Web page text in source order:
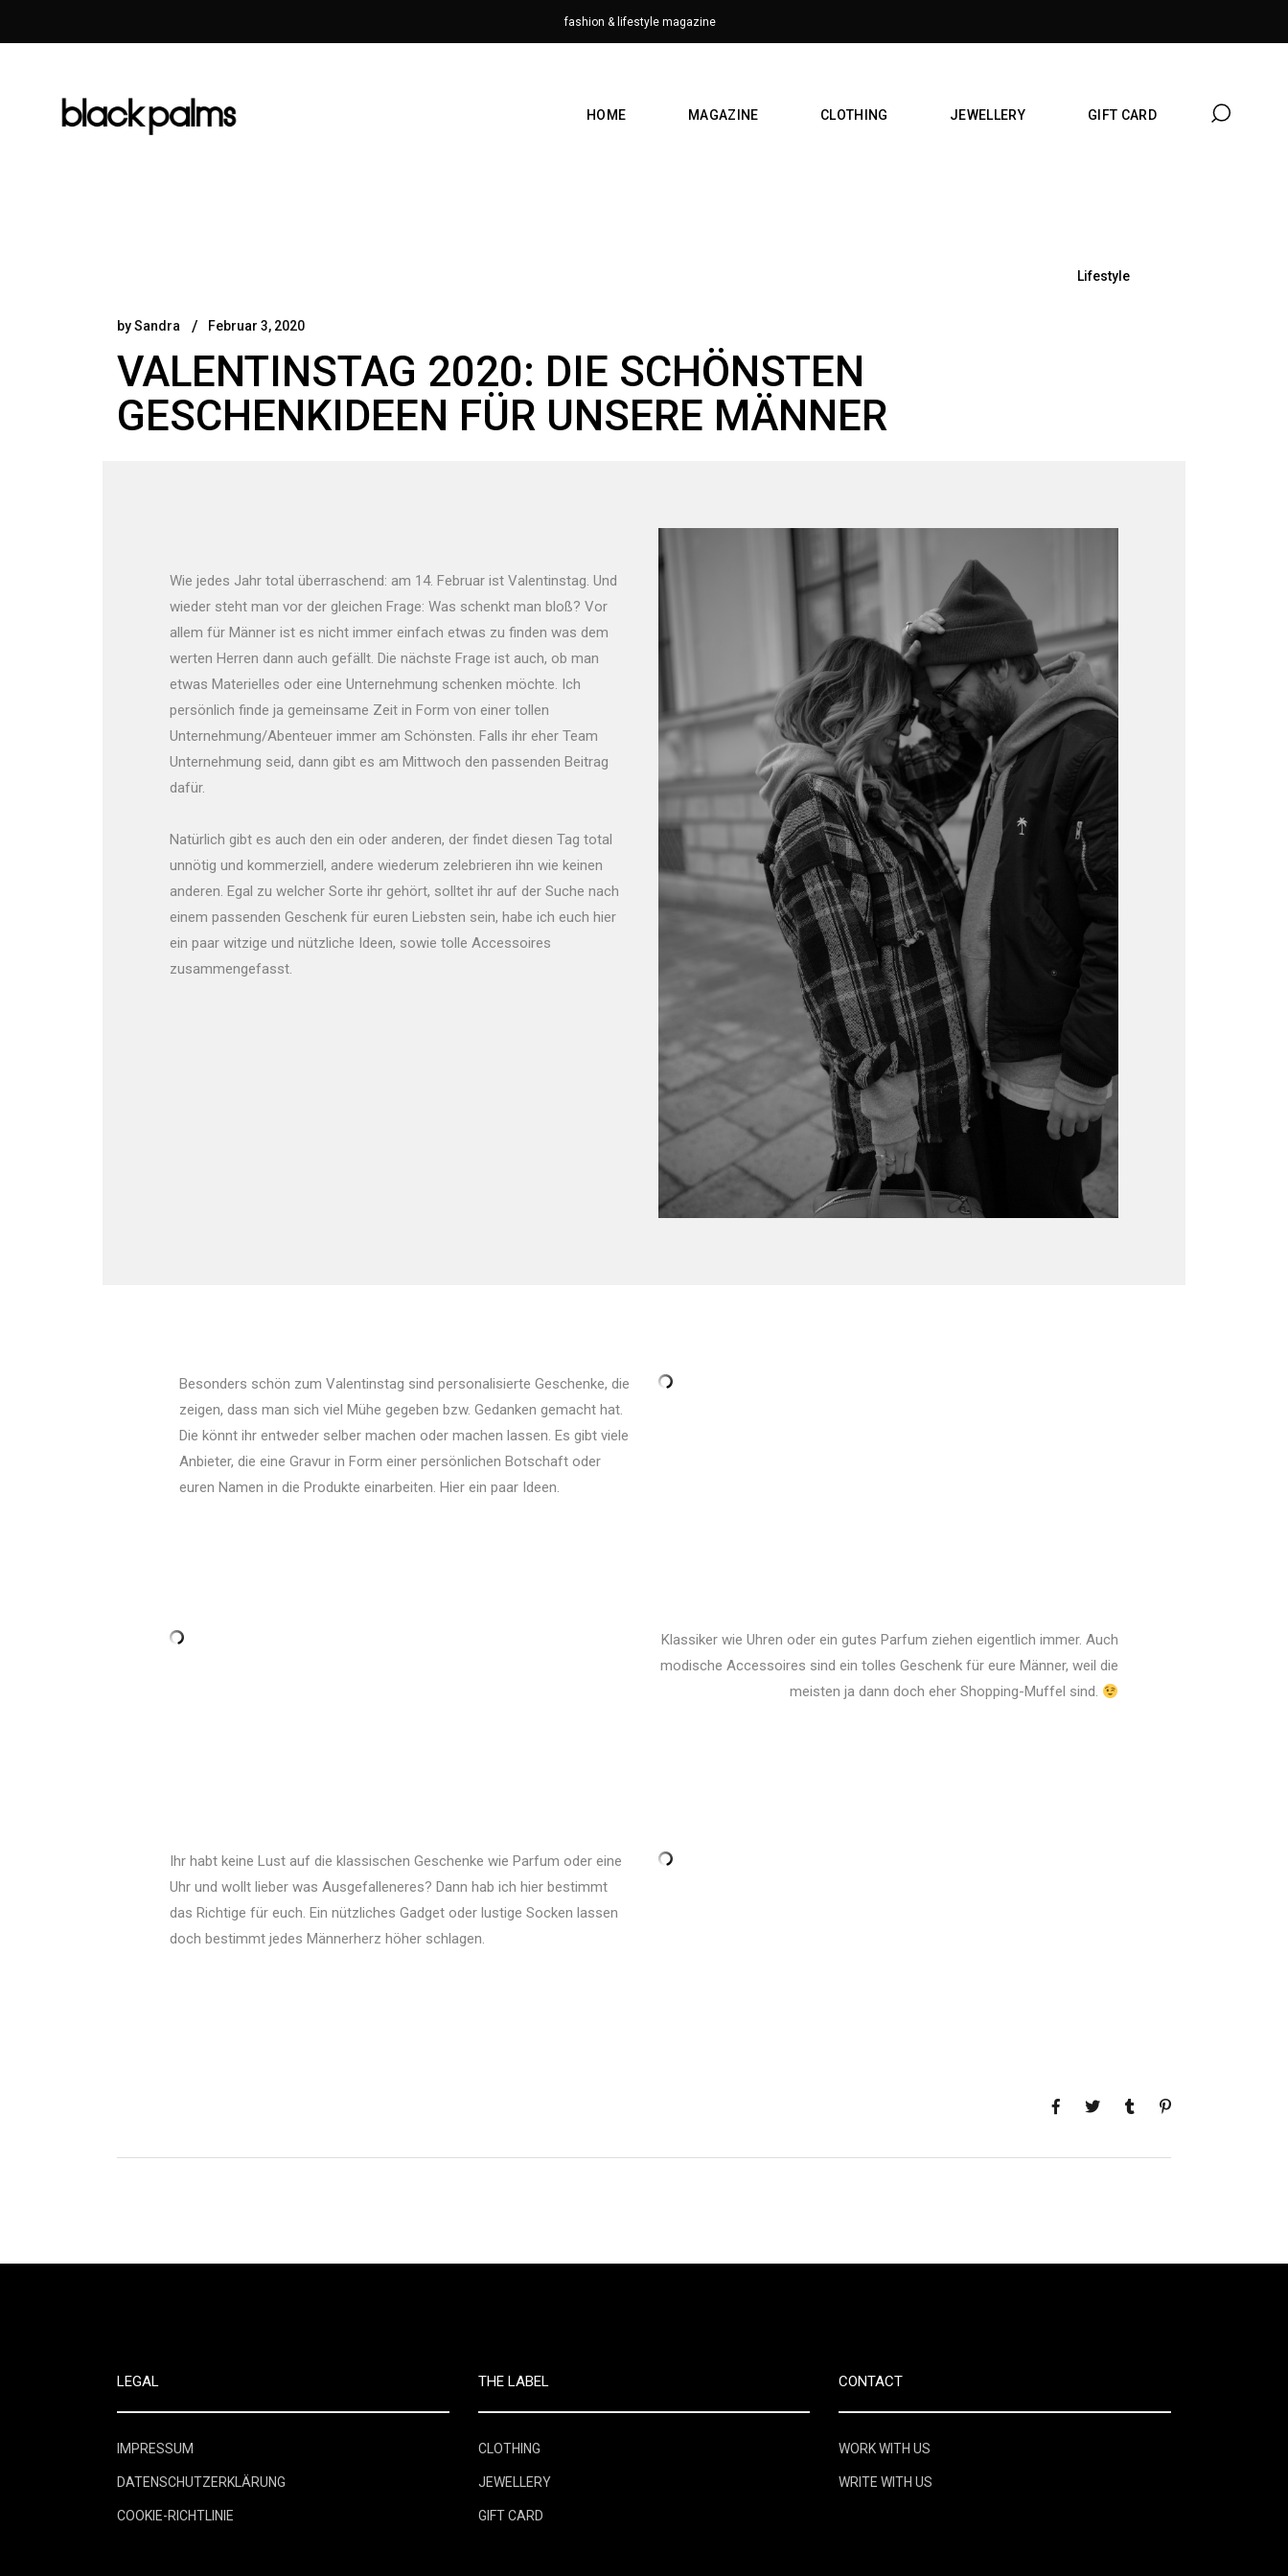
fashion & lifestyle magazine
HOME MAGAZINE CLOTHING JEWELLERY GIFT CARD
Lifestyle
bySandra Februar 3, 2020
VALENTINSTAG 2020: DIE SCHÖNSTEN
GESCHENKIDEEN FÜR UNSERE MÄNNER
Wie jedes Jahr total überraschend: am 14. Februar ist Valentinstag. Und
wieder steht man vor der gleichen Frage: Was schenkt man bloß? Vor
allem für Männer ist es nicht immer einfach etwas zu finden was dem
werten Herren dann auch gefällt. Die nächste Frage ist auch, ob man
etwas Materielles oder eine Unternehmung schenken möchte. Ich
persönlich finde ja gemeinsame Zeit in Form von einer tollen
Unternehmung/Abenteuer immer am Schönsten. Falls ihr eher Team
Unternehmung seid, dann gibt es am Mittwoch den passenden Beitrag
dafür.
Natürlich gibt es auch den ein oder anderen, der findet diesen Tag total
unnötig und kommerziell, andere wiederum zelebrieren ihn wie keinen
anderen. Egal zu welcher Sorte ihr gehört, solltet ihr auf der Suche nach
einem passenden Geschenk für euren Liebsten sein, habe ich euch hier
ein paar witzige und nützliche Ideen, sowie tolle Accessoires
zusammengefasst.
Besonders schön zum Valentinstag sind personalisierte Geschenke, die
zeigen, dass man sich viel Mühe gegeben bzw. Gedanken gemacht hat.
Die könnt ihr entweder selber machen oder machen lassen. Es gibt viele
Anbieter, die eine Gravur in Form einer persönlichen Botschaft oder
euren Namen in die Produkte einarbeiten. Hier ein paar Ideen.
Klassiker wie Uhren oder ein gutes Parfum ziehen eigentlich immer. Auch
modische Accessoires sind ein tolles Geschenk für eure Männer, weil die
meisten ja dann doch eher Shopping-Muffel sind.
Ihr habt keine Lust auf die klassischen Geschenke wie Parfum oder eine
Uhr und wollt lieber was Ausgefalleneres? Dann hab ich hier bestimmt
das Richtige für euch. Ein nützliches Gadget oder lustige Socken lassen
doch bestimmt jedes Männerherz höher schlagen.
LEGAL
IMPRESSUM
DATENSCHUTZERKLÄRUNG
COOKIE-RICHTLINIE
THE LABEL
CLOTHING
JEWELLERY
GIFT CARD
CONTACT
WORK WITH US
WRITE WITH US